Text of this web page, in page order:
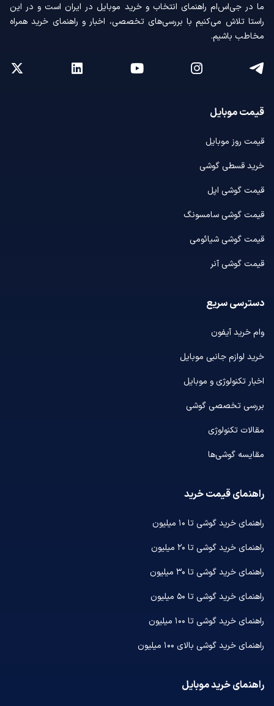
ما در جی‌اس‌ام راهنمای انتخاب و خرید موبایل در ایران است و در این
راستا تلاش می‌کنیم با بررسی‌های تخصصی، اخبار و راهنمای خرید همراه
مخاطب باشیم.
قیمت موبایل
قیمت روز موبایل
خرید قسطی گوشی
قیمت گوشی اپل
قیمت گوشی سامسونگ
قیمت گوشی شیائومی
قیمت گوشی آنر
دسترسی سریع
وام خرید آیفون
خرید لوازم جانبی موبایل
اخبار تکنولوژی و موبایل
بررسی تخصصی گوشی
مقالات تکنولوژی
مقایسه گوشی‌ها
راهنمای قیمت خرید
راهنمای خرید گوشی تا ۱۰ میلیون
راهنمای خرید گوشی تا ۲۰ میلیون
راهنمای خرید گوشی تا ۳۰ میلیون
راهنمای خرید گوشی تا ۵۰ میلیون
راهنمای خرید گوشی تا ۱۰۰ میلیون
راهنمای خرید گوشی بالای ۱۰۰ میلیون
راهنمای خرید موبایل